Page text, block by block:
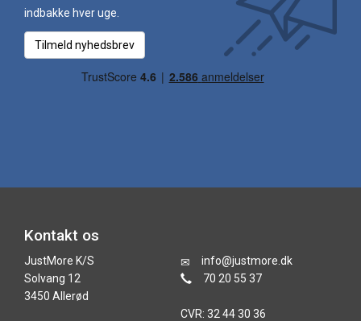
indbakke hver uge.
Tilmeld nyhedsbrev
Kontakt os
JustMore K/S
Solvang 12
3450 Allerød
info@justmore.dk
70 20 55 37
CVR: 32 44 30 36